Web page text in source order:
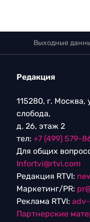
Выходные
Редакция
115280, г. Москва,
слобода,
д. 26, этаж 2
тел: +7 (499) 579-
Для общих
Infortvi@rtvi.com
Редакция RTVI:
Маркетинг/PR:
Реклама RTVI:
Партнерские